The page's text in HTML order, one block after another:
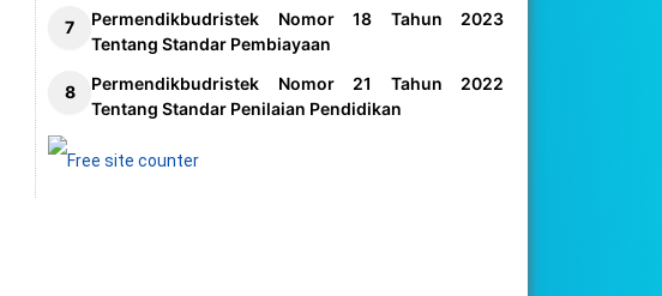
Permendikbudristek Nomor 18 Tahun 2023
Tentang Standar Pembiayaan
Permendikbudristek Nomor 21 Tahun 2022
Tentang Standar Penilaian Pendidikan